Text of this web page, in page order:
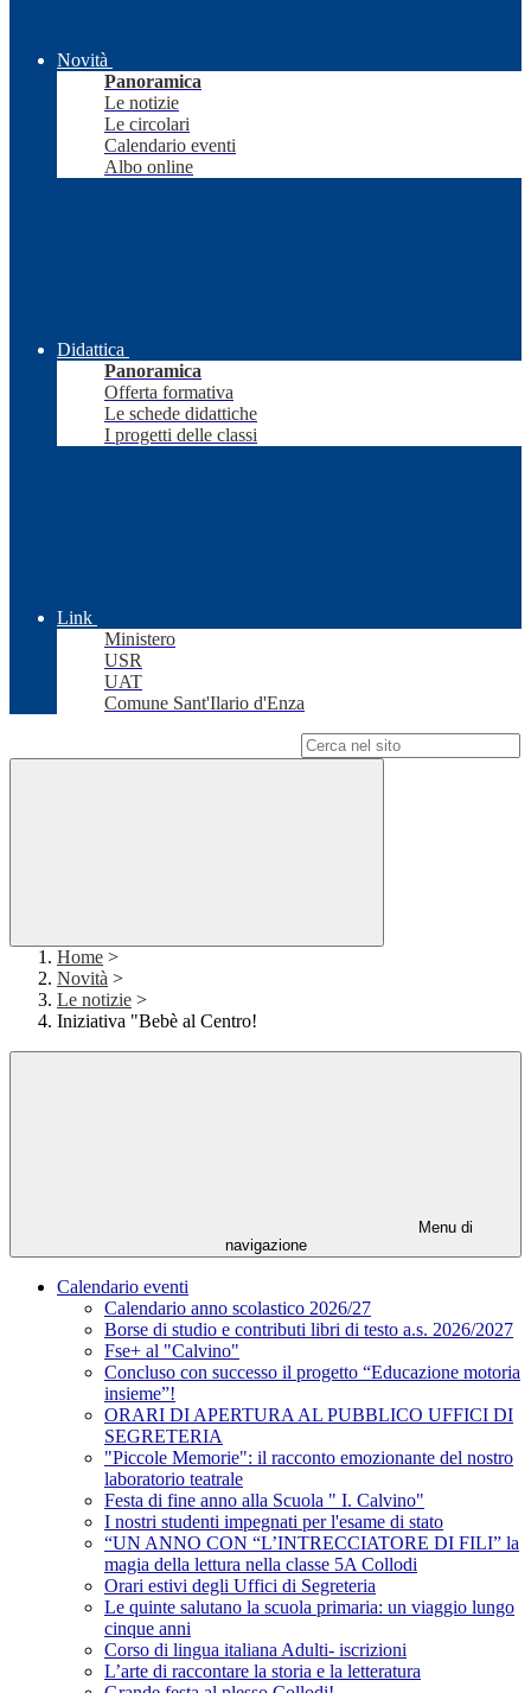
Novità
Panoramica
Le notizie
Le circolari
Calendario eventi
Albo online
Didattica
Panoramica
Offerta formativa
Le schede didattiche
I progetti delle classi
Link
Ministero
USR
UAT
Comune Sant'Ilario d'Enza
Home >
Novità >
Le notizie >
Iniziativa "Bebè al Centro!
Menu di
navigazione
Calendario eventi
Calendario anno scolastico 2026/27
Borse di studio e contributi libri di testo a.s. 2026/2027
Fse+ al "Calvino"
Concluso con successo il progetto “Educazione motoria
insieme”!
ORARI DI APERTURA AL PUBBLICO UFFICI DI
SEGRETERIA
"Piccole Memorie": il racconto emozionante del nostro
laboratorio teatrale
Festa di fine anno alla Scuola " I. Calvino"
I nostri studenti impegnati per l'esame di stato
“UN ANNO CON “L’INTRECCIATORE DI FILI” la
magia della lettura nella classe 5A Collodi
Orari estivi degli Uffici di Segreteria
Le quinte salutano la scuola primaria: un viaggio lungo
cinque anni
Corso di lingua italiana Adulti- iscrizioni
L’arte di raccontare la storia e la letteratura